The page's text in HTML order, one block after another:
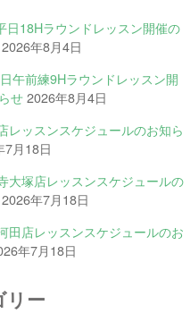
日18Hラウンドレッスン開催の
2026年8月4日
午前練9Hラウンドレッスン開
せ2026年8月4日
レッスンスケジュールのお知ら
7月18日
大塚店レッスンスケジュールの
2026年7月18日
田店レッスンスケジュールのお
年7月18日
リー